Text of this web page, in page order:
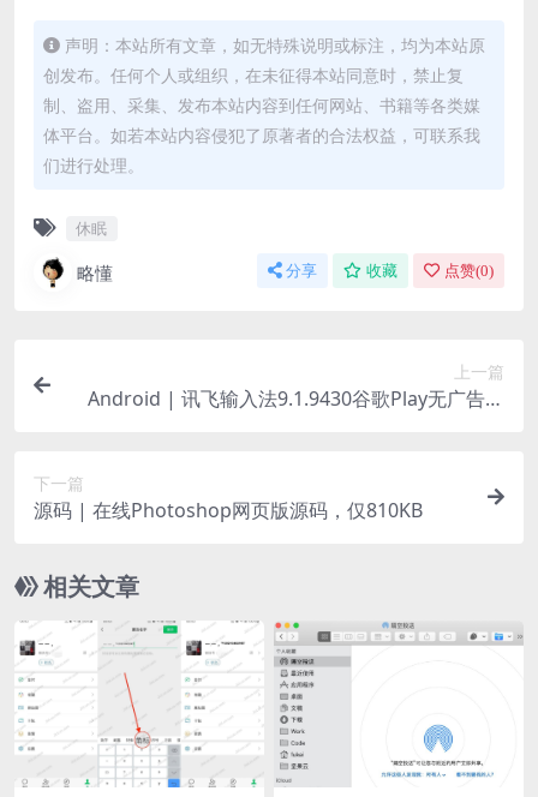
声明：本站所有文章，如无特殊说明或标注，均为本站原
创发布。任何个人或组织，在未征得本站同意时，禁止复
制、盗用、采集、发布本站内容到任何网站、书籍等各类媒
体平台。如若本站内容侵犯了原著者的合法权益，可联系我
们进行处理。
休眠
略懂 分享 收藏 点赞(0)
上一篇
Android | 讯飞输入法9.1.9430谷歌Play无广告国
下一篇
源码 | 在线Photoshop网页版源码，仅810KB
相关文章